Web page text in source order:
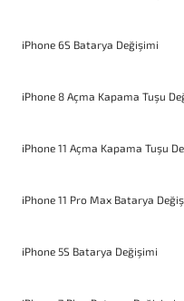
iPhone 6S Batarya Değişimi
iPhone 8 Açma Kapama Tuşu
iPhone 11 Açma Kapama Tuşu
iPhone 11 Pro Max Batarya
iPhone 5S Batarya Değişimi